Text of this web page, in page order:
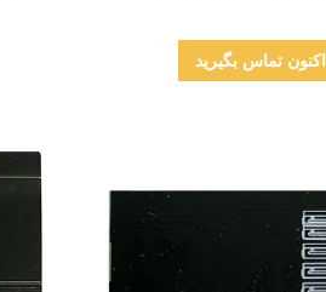
اکنون تماس بگیرید